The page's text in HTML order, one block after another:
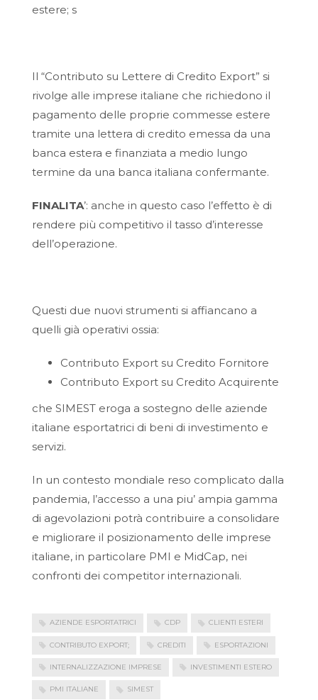
estere; s
Il “Contributo su Lettere di Credito Export” si
rivolge alle imprese italiane che richiedono il
pagamento delle proprie commesse estere
tramite una lettera di credito emessa da una
banca estera e finanziata a medio lungo
termine da una banca italiana confermante.
FINALITA’: anche in questo caso l’effetto è di
rendere più competitivo il tasso d’interesse
dell’operazione.
Questi due nuovi strumenti si affiancano a
quelli già operativi ossia:
Contributo Export su Credito Fornitore
Contributo Export su Credito Acquirente
che SIMEST eroga a sostegno delle aziende
italiane esportatrici di beni di investimento e
servizi.
In un contesto mondiale reso complicato dalla
pandemia, l’accesso a una piu’ ampia gamma
di agevolazioni potrà contribuire a consolidare
e migliorare il posizionamento delle imprese
italiane, in particolare PMI e MidCap, nei
confronti dei competitor internazionali.
AZIENDE ESPORTATRICI CDP CLIENTI ESTERI
CONTRIBUTO EXPORT; CREDITI ESPORTAZIONI
INTERNALIZZAZIONE IMPRESE INVESTIMENTI ESTERO
PMI ITALIANE SIMEST